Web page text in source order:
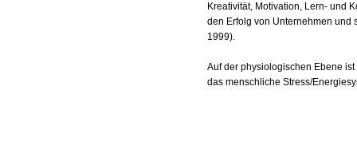
Kreativität, Motivation, Lern- und
den Erfolg von Unternehmen und
1999).
Auf der physiologischen Ebene
das menschliche Stress/